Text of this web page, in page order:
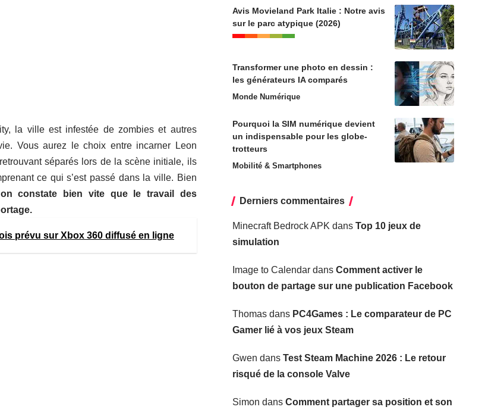
la ville est infestée de zombies et autres
Vous aurez le choix entre incarner Leon
séparés lors de la scène initiale, ils
ce qui s’est passé dans la ville. Bien
on constate bien vite que le travail des
prévu sur Xbox 360 diffusé en ligne
Avis Movieland Park Italie : Notre avis
sur le parc atypique (2026)
Transformer une photo en dessin :
les générateurs IA comparés
Monde Numérique
Pourquoi la SIM numérique devient
un indispensable pour les globe-
trotteurs
Mobilité & Smartphones
Derniers commentaires
Minecraft Bedrock APK dans Top 10 jeux de
simulation
Image to Calendardans Comment activer le
bouton de partage sur une publication Facebook
Thomasdans PC4Games : Le comparateur de PC
Gamer lié à vos jeux Steam
Gwen dans Test Steam Machine 2026 : Le retour
risqué de la console Valve
Simon dans Comment partager sa position et son